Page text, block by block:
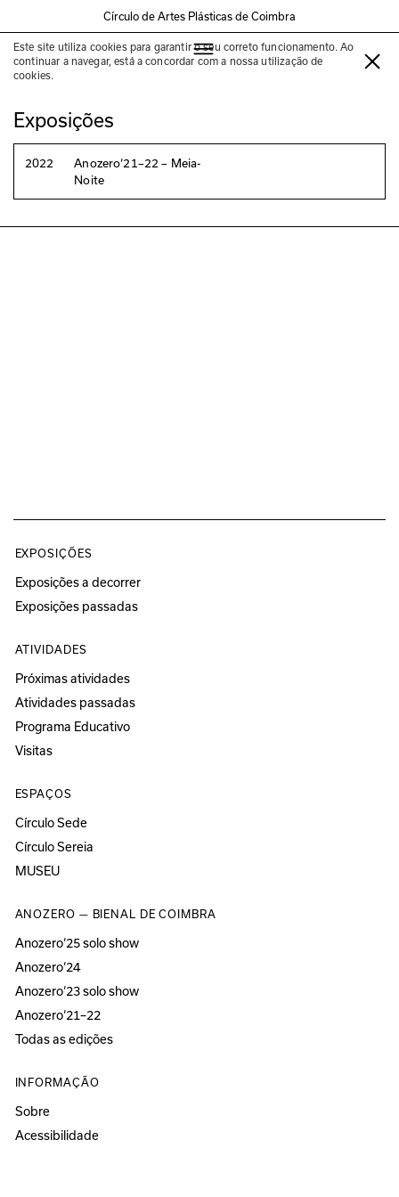
Círculo de Artes Plásticas de Coimbra
Este site utiliza cookies para garantir o seu correto funcionamento. Ao
continuar a navegar, está a concordar com a nossa utilização de
cookies.
Laura Lamiel
Exposições
2022
Anozero‘21–22 – Meia-
Noite
EXPOSIÇÕES
Exposições a decorrer
Exposições passadas
ATIVIDADES
Próximas atividades
Atividades passadas
Programa Educativo
Visitas
ESPAÇOS
Círculo Sede
Círculo Sereia
MUSEU
ANOZERO — BIENAL DE COIMBRA
Anozero‘25 solo show
Anozero‘24
Anozero‘23 solo show
Anozero‘21–22
Todas as edições
INFORMAÇÃO
Sobre
Acessibilidade